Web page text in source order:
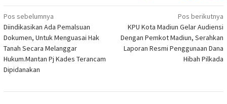
Navigasi
pos
Pos sebelumnya
Diindikasikan Ada Pemalsuan
Dokumen, Untuk Menguasai Hak
Tanah Secara Melanggar
Hukum.Mantan Pj Kades Terancam
Dipidanakan
Pos berikutnya
KPU Kota Madiun Gelar Audiensi
Dengan Pemkot Madiun, Serahkan
Laporan Resmi Penggunaan Dana
Hibah Pilkada